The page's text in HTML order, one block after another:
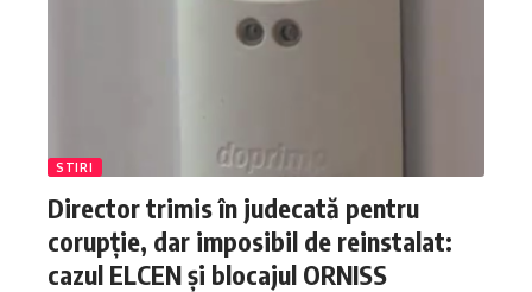
STIRI
Director trimis în judecată pentru
corupție, dar imposibil de reinstalat:
cazul ELCEN și blocajul ORNISS